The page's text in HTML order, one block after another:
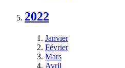
2022
Janvier
Février
Mars
Avril